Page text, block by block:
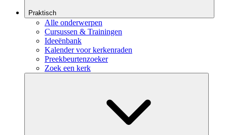
Praktisch
Alle onderwerpen
Cursussen & Trainingen
Ideeënbank
Kalender voor kerkenraden
Preekbeurtenzoeker
Zoek een kerk